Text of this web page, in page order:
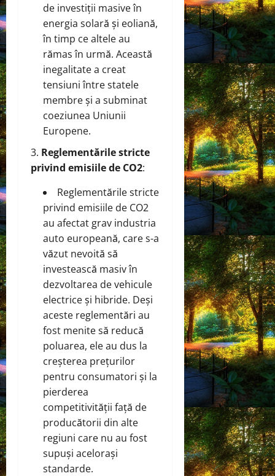
de investiții masive în
energia solară și eoliană,
în timp ce altele au
rămas în urmă. Această
inegalitate a creat
tensiuni între statele
membre și a subminat
coeziunea Uniunii
Europene.
Reglementările stricte
privind emisiile de CO2:
Reglementările stricte
privind emisiile de CO2
au afectat grav industria
auto europeană, care s-a
văzut nevoită să
investească masiv în
dezvoltarea de vehicule
electrice și hibride. Deși
aceste reglementări au
fost menite să reducă
poluarea, ele au dus la
creșterea prețurilor
pentru consumatori și la
pierderea
competitivității față de
producătorii din alte
regiuni care nu au fost
supuși acelorași
standarde.